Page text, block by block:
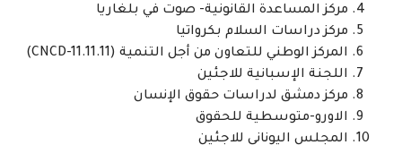
مركز المساعدة القانونية- صوت في بلغاريا
مركز دراسات السلام بكرواتيا
المركز الوطني للتعاون من أجل التنمية (CNCD-11.11.11)
اللجنة الإسبانية للاجئين
مركز دمشق لدراسات حقوق الإنسان
الاورو-متوسطية للحقوق
المجلس اليوناني للاجئين